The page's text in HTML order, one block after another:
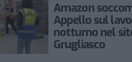
Amazon
Appello sul
notturno nel
Grugliasco